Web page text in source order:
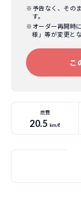
※予告なく、その
す。
※オーダー再開時
様」等が変更と
こ
燃費
20.5 km/ℓ